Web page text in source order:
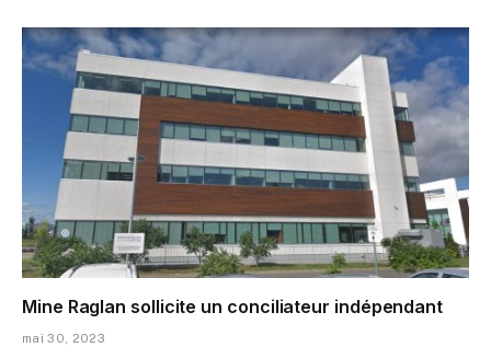
Mine Raglan sollicite un conciliateur indépendant
mai 30, 2023